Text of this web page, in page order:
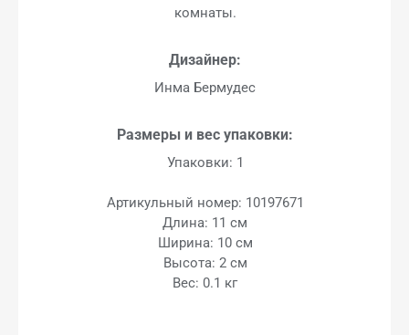
комнаты.
Дизайнер:
Инма Бермудес
Размеры и вес упаковки:
Упаковки: 1
Артикульный номер: 10197671
Длина: 11 см
Ширина: 10 см
Высота: 2 см
Вес: 0.1 кг